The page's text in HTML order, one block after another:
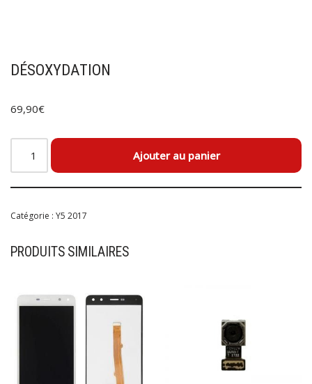
DÉSOXYDATION
69,90€
Ajouter au panier
Catégorie : Y5 2017
PRODUITS SIMILAIRES